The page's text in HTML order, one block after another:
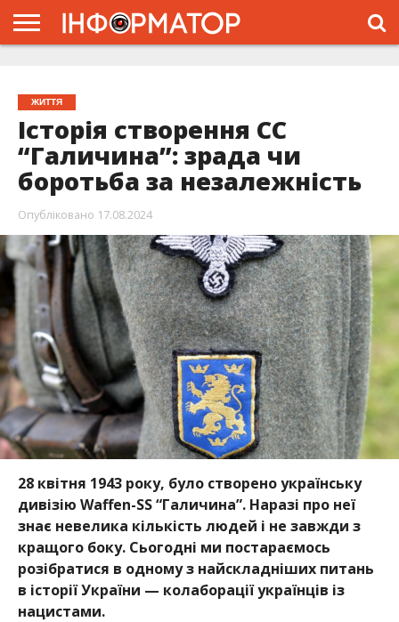
ЖИТТЯ
Історія створення СС
“Галичина”: зрада чи
боротьба за незалежність
Опубліковано 17.08.2024
28 квітня 1943 року, було створено українську
дивізію Waffen-SS “Галичина”. Наразі про неї
знає невелика кількість людей і не завжди з
кращого боку. Сьогодні ми постараємось
розібратися в одному з найскладніших питань
в історії України — колаборації українців із
нацистами.